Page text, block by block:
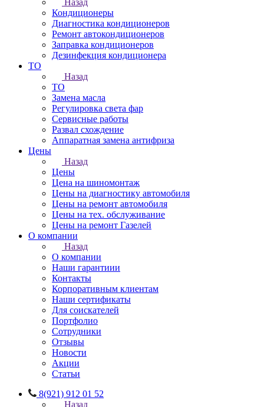
Назад
Кондиционеры
Диагностика кондиционеров
Ремонт автокондиционеров
Заправка кондиционеров
Дезинфекция кондиционера
ТО
Назад
ТО
Замена масла
Регулировка света фар
Сервисные работы
Развал схождение
Аппаратная замена антифриза
Цены
Назад
Цены
Цена на шиномонтаж
Цены на диагностику автомобиля
Цены на ремонт автомобиля
Цены на тех. обслуживание
Цены на ремонт Газелей
О компании
Назад
О компании
Наши гарантиии
Контакты
Корпоративным клиентам
Наши сертификаты
Для соискателей
Портфолио
Сотрудники
Отзывы
Новости
Акции
Статьи
8(921) 912 01 52
Назад